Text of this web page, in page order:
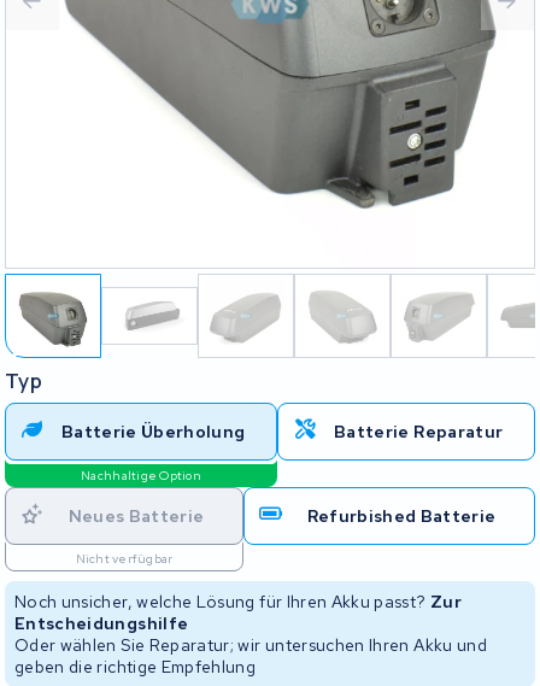
Typ
Batterie Überholung
Nachhaltige Option
Batterie Reparatur
Neues Batterie
Nicht verfügbar
Refurbished Batterie
Noch unsicher, welche Lösung für Ihren Akku passt? Zur
Entscheidungshilfe
Oder wählen Sie Reparatur; wir untersuchen Ihren Akku und
geben die richtige Empfehlung